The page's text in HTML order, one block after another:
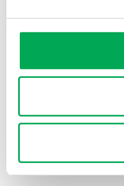
Elhandel
Elnät
Kundservice